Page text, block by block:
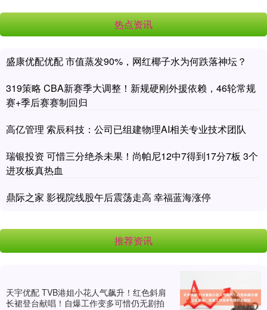
热点资讯
盛康优配优配 市值蒸发90%，网红椰子水为何跌落神坛？
319策略 CBA新赛季大调整！新规硬刚外援依赖，46轮常规
赛+季后赛赛制回归
高亿管理 索辰科技：公司已组建物理AI相关专业技术团队
瑞银投资 可惜三分绝杀未果！尚帕尼12中7得到17分7板 3个
进攻板真热血
鼎际之家 影视院线股午后震荡走高 幸福蓝海涨停
推荐资讯
天宇优配 TVB港姐小花人气飙升！红色斜肩
长裙登台献唱！自爆工作变多可惜仍无剧拍